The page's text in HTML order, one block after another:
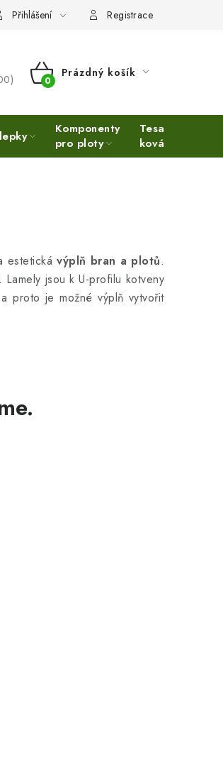
Přihlášení Registrace
NÁKUPNÍ
KOŠÍK
Prázdný košík
Komponenty
pro ploty
Tesařské
kování
estetickávýplň bran a plotů.
jsou k U-profilu kotveny
proto je možné výplň vytvořit